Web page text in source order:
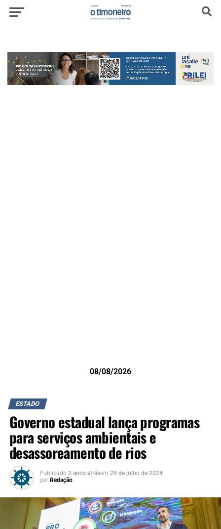
08/08/2026
ESTADO
Governo estadual lança programas
para serviços ambientais e
desassoreamento de rios
Publicado 2 anos atrásem 29 de julho de 2024
por Redação